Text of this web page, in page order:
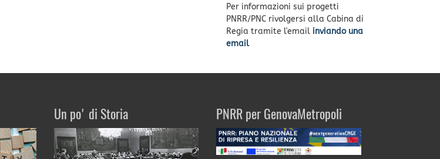
Per informazioni sui progetti
PNRR/PNC rivolgersi alla Cabina di
Regia tramite l'email inviando una
email
Un po' di Storia PNRR per GenovaMetropoli